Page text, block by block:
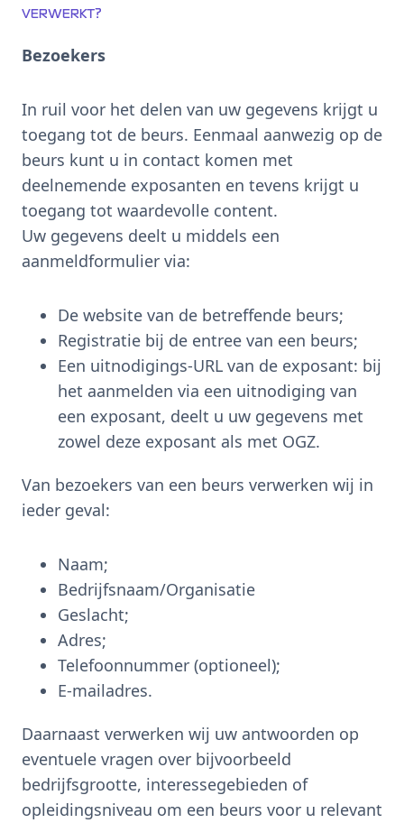
verwerkt?
Bezoekers
In ruil voor het delen van uw gegevens krijgt u
toegang tot de beurs. Eenmaal aanwezig op de
beurs kunt u in contact komen met
deelnemende exposanten en tevens krijgt u
toegang tot waardevolle content.
Uw gegevens deelt u middels een
aanmeldformulier via:
De website van de betreffende beurs;
Registratie bij de entree van een beurs;
Een uitnodigings-URL van de exposant: bij
het aanmelden via een uitnodiging van
een exposant, deelt u uw gegevens met
zowel deze exposant als met OGZ.
Van bezoekers van een beurs verwerken wij in
ieder geval:
Naam;
Bedrijfsnaam/Organisatie
Geslacht;
Adres;
Telefoonnummer (optioneel);
E-mailadres.
Daarnaast verwerken wij uw antwoorden op
eventuele vragen over bijvoorbeeld
bedrijfsgrootte, interessegebieden of
opleidingsniveau om een beurs voor u relevant